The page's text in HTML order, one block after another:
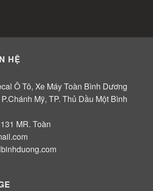
HỆ
Ô Tô, Xe Máy Toàn Bình Dương
Mỹ, TP. Thủ Dầu Một Bình
MR. Toàn